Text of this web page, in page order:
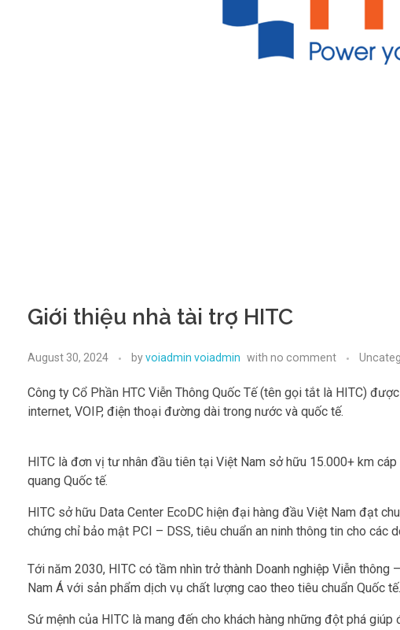
Giới thiệu nhà tài trợ HITC
August 30, 2024 byvoiadmin voiadmin with no comment
Công ty Cổ Phần HTC Viễn Thông Quốc Tế (tên gọi tắt là HITC)
internet, VOIP, điện thoại đường dài trong nước và quốc tế.
HITC là đơn vị tư nhân đầu tiên tại Việt Nam sở hữu 15.000+ km
quang Quốc tế.
HITC sở hữu Data Center EcoDC hiện đại hàng đầu Việt Nam đạt
chứng chỉ bảo mật PCI – DSS, tiêu chuẩn an ninh thông tin cho các
Tới năm 2030, HITC có tầm nhìn trở thành Doanh nghiệp Viễn
Nam Á với sản phẩm dịch vụ chất lượng cao theo tiêu chuẩn Quốc tế.
Sứ mệnh của HITC là mang đến cho khách hàng những đột phá